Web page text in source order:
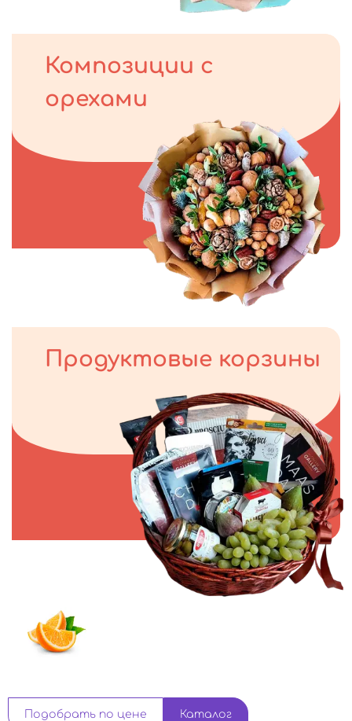
Композиции с
орехами
Продуктовые корзины
Подобрать по цене Каталог